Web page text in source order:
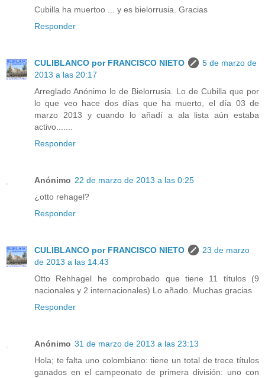
Cubilla ha muertoo ... y es bielorrusia. Gracias
Responder
CULIBLANCO por FRANCISCO NIETO
5 de marzo de
2013 a las 20:17
Arreglado Anónimo lo de Bielorrusia. Lo de Cubilla que por
lo que veo hace dos días que ha muerto, el día 03 de
marzo 2013 y cuando lo añadí a ala lista aún estaba
activo.......
Responder
Anónimo 22 de marzo de 2013 a las 0:25
¿otto rehagel?
Responder
CULIBLANCO por FRANCISCO NIETO
23 de marzo
de 2013 a las 14:43
Otto Rehhagel he comprobado que tiene 11 títulos (9
nacionales y 2 internacionales) Lo añado. Muchas gracias
Responder
Anónimo 31 de marzo de 2013 a las 23:13
Hola; te falta uno colombiano: tiene un total de trece títulos
ganados en el campeonato de primera división: uno con